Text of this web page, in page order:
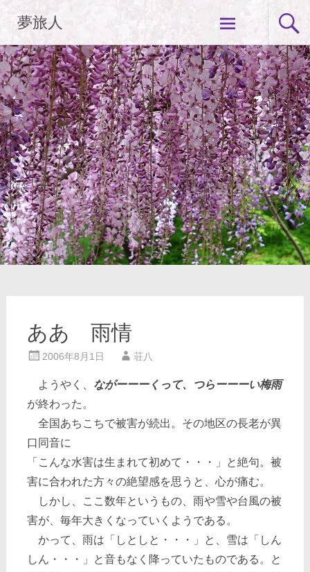
ン
ツ
へ
ス
キ
ッ
プ
夢旅人
ああ 雨情
2006年8月1日 荘八
ようやく、 ながーーーくって、つらーーーい梅雨
が終わった。
全国あちこちで被害が続出。その地区の長老が異
口同音に
「こんな水害は生まれて初めて・・・」と絶句。被
害に合われた方々の絶望感を思うと、心が痛む。
しかし、ここ数年というもの、雨や雪や台風の被
害が、毎年大きくなっていくようである。
かって、雨は「しとしと・・・」と、雪は「しん
しん・・・」と音もなく降っていたものである。と